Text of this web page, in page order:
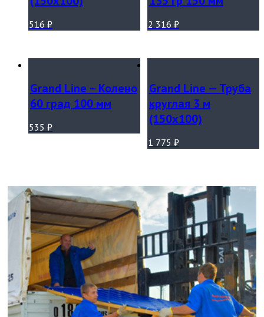
516 ₽ 2 316 ₽
Grand Line – Колено
60 град 100 мм
535 ₽
Grand Line — Труба
круглая 3 м
(150х100)
1 775 ₽